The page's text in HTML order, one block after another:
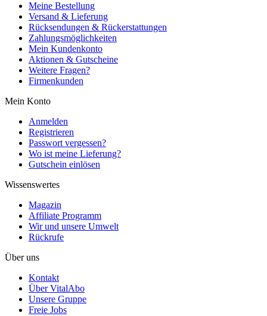
Meine Bestellung
Versand & Lieferung
Rücksendungen & Rückerstattungen
Zahlungsmöglichkeiten
Mein Kundenkonto
Aktionen & Gutscheine
Weitere Fragen?
Firmenkunden
Mein Konto
Anmelden
Registrieren
Passwort vergessen?
Wo ist meine Lieferung?
Gutschein einlösen
Wissenswertes
Magazin
Affiliate Programm
Wir und unsere Umwelt
Rückrufe
Über uns
Kontakt
Über VitalAbo
Unsere Gruppe
Freie Jobs